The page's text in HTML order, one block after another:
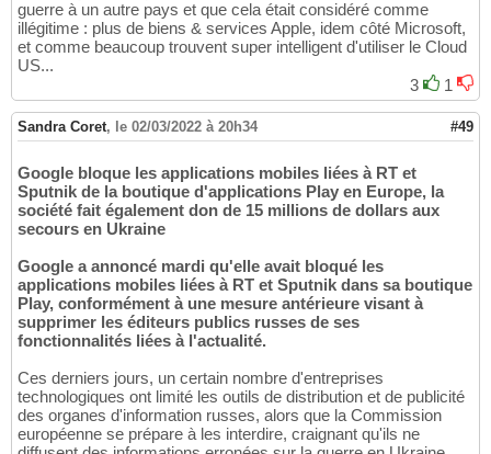
guerre à un autre pays et que cela était considéré comme
illégitime : plus de biens & services Apple, idem côté Microsoft,
et comme beaucoup trouvent super intelligent d'utiliser le Cloud
US...
3
1
Sandra Coret, le 02/03/2022 à 20h34 #49
Google bloque les applications mobiles liées à RT et
Sputnik de la boutique d'applications Play en Europe, la
société fait également don de 15 millions de dollars aux
secours en Ukraine
Google a annoncé mardi qu'elle avait bloqué les
applications mobiles liées à RT et Sputnik dans sa boutique
Play, conformément à une mesure antérieure visant à
supprimer les éditeurs publics russes de ses
fonctionnalités liées à l'actualité.
Ces derniers jours, un certain nombre d'entreprises
technologiques ont limité les outils de distribution et de publicité
des organes d'information russes, alors que la Commission
européenne se prépare à les interdire, craignant qu'ils ne